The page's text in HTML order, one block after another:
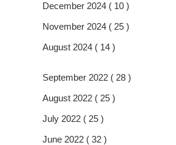
December 2024 ( 10 )
November 2024 ( 25 )
August 2024 ( 14 )
September 2022 ( 28 )
August 2022 ( 25 )
July 2022 ( 25 )
June 2022 ( 32 )